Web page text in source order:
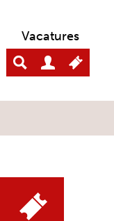
Vacatures